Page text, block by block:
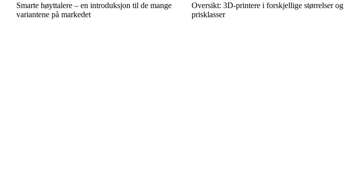
Smarte høyttalere – en introduksjon til de mange
variantene på markedet
Oversikt: 3D-printere i forskjellige størrelser og
prisklasser